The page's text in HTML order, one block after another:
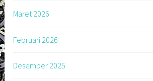
Maret 2026
Februari 2026
Desember 2025